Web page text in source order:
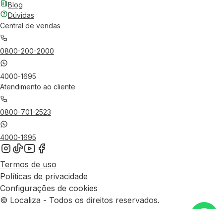
Blog
Dúvidas
Central de vendas
0800-200-2000
4000-1695
Atendimento ao cliente
0800-701-2523
4000-1695
Termos de uso
Políticas de privacidade
Configurações de cookies
© Localiza - Todos os direitos reservados.